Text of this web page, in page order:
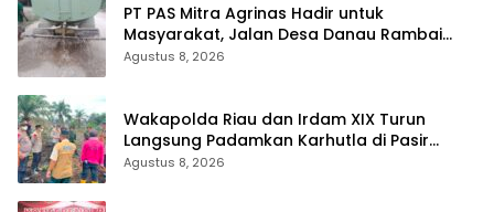
‎PT PAS Mitra Agrinas Hadir untuk
Masyarakat, Jalan Desa Danau Rambai
Dirawat dan Disiram
Agustus 8, 2026
Wakapolda Riau dan Irdam XIX Turun
Langsung Padamkan Karhutla di Pasir
Limau Kapas Rohil
Agustus 8, 2026